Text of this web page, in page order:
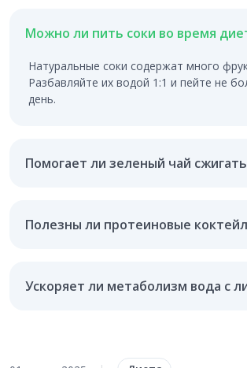
Можно ли пить соки во время
Натуральные соки содержат много
Разбавляйте их водой 1:1 и пейте не
день.
Помогает ли зеленый чай
Полезны ли протеиновые
Ускоряет ли метаболизм вода с